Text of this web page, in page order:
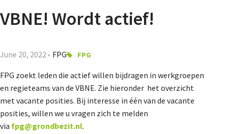
VBNE! Wordt actief!
June 20, 2022 FPG FPG
FPG zoekt leden die actief willen bijdragen in werkgroepen
en regieteams van de VBNE. Zie hieronder het overzicht
met vacante posities. Bij interesse in één van de vacante
posities, willen we u vragen zich te melden
via fpg@grondbezit.nl.
Provincies